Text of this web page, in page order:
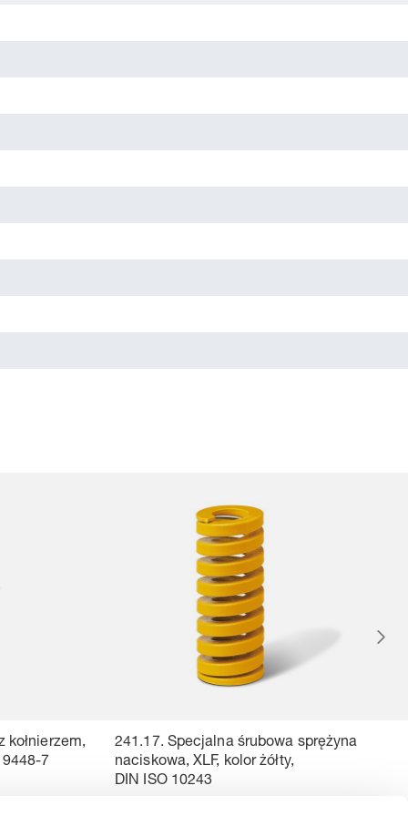
kołnierzem,
7
241.17. Specjalna śrubowa sprężyna
naciskowa, XLF, kolor żółty,
DIN ISO 10243